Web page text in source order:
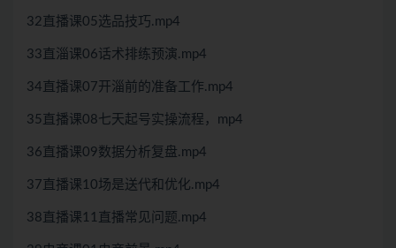
32直播课05选品技巧.mp4
33直淄课06话术排练预演.mp4
34直播课07开淄前的准备工作.mp4
35直播课08七天起号实操流程，mp4
36直播课09数据分析复盘.mp4
37直播课10场是送代和优化.mp4
38直播课11直播常见问题.mp4